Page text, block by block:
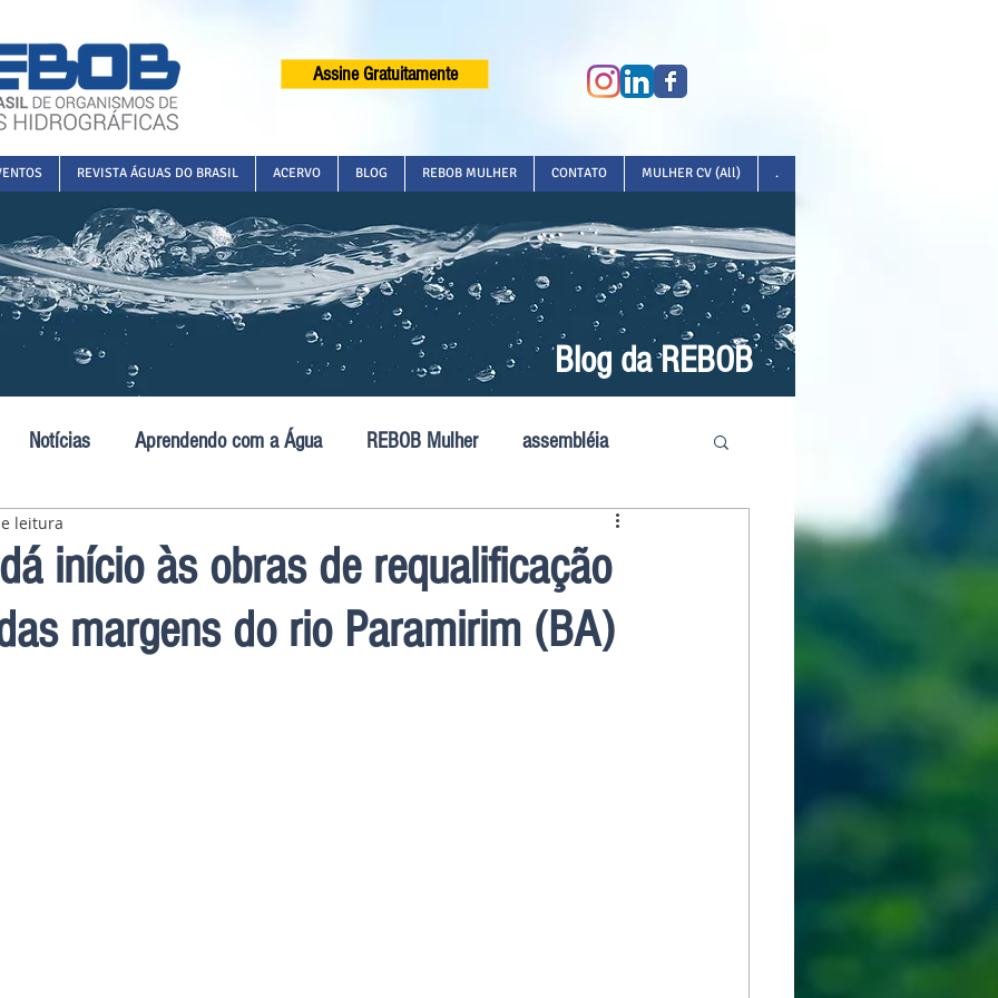
Assine Gratuitamente
REVISTA ÁGUAS DO BRASIL ACERVO BLOG REBOB MULHER CONTATO MULHER CV (All) .
Blog da REBOB
Notícias Aprendendo com a Água REBOB Mulher assembléia
início às obras de requalificação
margens do rio Paramirim (BA)
leitura